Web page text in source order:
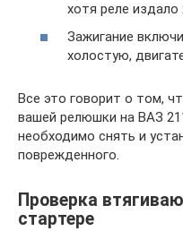
хотя реле
Зажигание
холостую,
Все это говорит о том,
вашей релюшки на ВАЗ
необходимо снять и
поврежденного.
Проверка
стартере